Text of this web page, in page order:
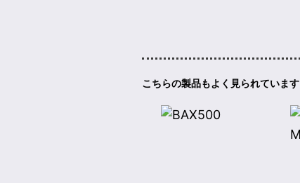
こちらの製品もよく見られています